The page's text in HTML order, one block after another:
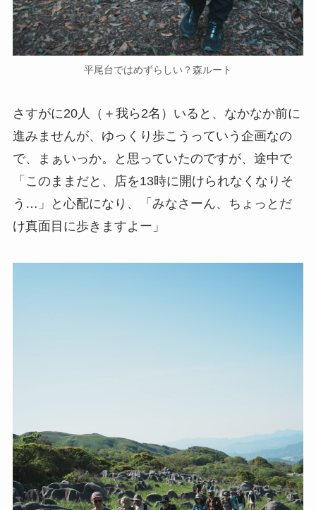
平尾台ではめずらしい？森ルート
さすがに20人（＋我ら2名）いると、なかなか前に
進みませんが、ゆっくり歩こうっていう企画なの
で、まぁいっか。と思っていたのですが、途中で
「このままだと、店を13時に開けられなくなりそ
う…」と心配になり、「みなさーん、ちょっとだ
け真面目に歩きますよー」